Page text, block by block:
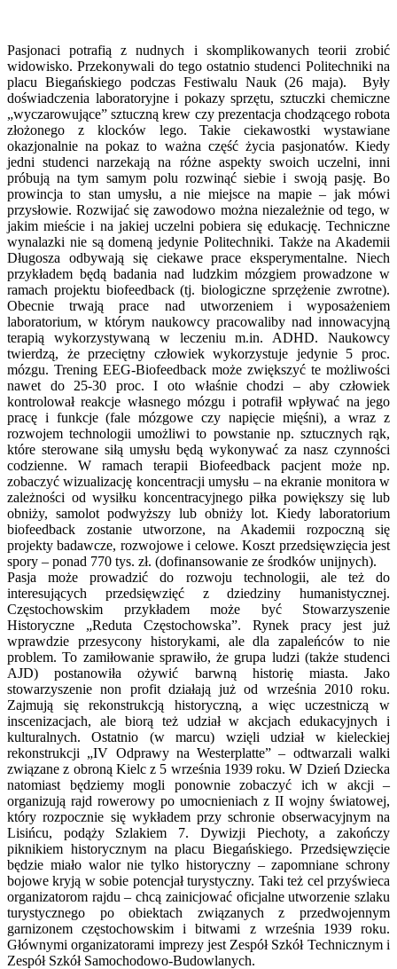
Pasjonaci potrafią z nudnych i skomplikowanych teorii zrobić
widowisko. Przekonywali do tego ostatnio studenci Politechniki na
placu Biegańskiego podczas Festiwalu Nauk (26 maja). Były
doświadczenia laboratoryjne i pokazy sprzętu, sztuczki chemiczne
„wyczarowujące” sztuczną krew czy prezentacja chodzącego robota
złożonego z klocków lego. Takie ciekawostki wystawiane
okazjonalnie na pokaz to ważna część życia pasjonatów. Kiedy
jedni studenci narzekają na różne aspekty swoich uczelni, inni
próbują na tym samym polu rozwinąć siebie i swoją pasję. Bo
prowincja to stan umysłu, a nie miejsce na mapie – jak mówi
przysłowie. Rozwijać się zawodowo można niezależnie od tego, w
jakim mieście i na jakiej uczelni pobiera się edukację. Techniczne
wynalazki nie są domeną jedynie Politechniki. Także na Akademii
Długosza odbywają się ciekawe prace eksperymentalne. Niech
przykładem będą badania nad ludzkim mózgiem prowadzone w
ramach projektu biofeedback (tj. biologiczne sprzężenie zwrotne).
Obecnie trwają prace nad utworzeniem i wyposażeniem
laboratorium, w którym naukowcy pracowaliby nad innowacyjną
terapią wykorzystywaną w leczeniu m.in. ADHD. Naukowcy
twierdzą, że przeciętny człowiek wykorzystuje jedynie 5 proc.
mózgu. Trening EEG-Biofeedback może zwiększyć te możliwości
nawet do 25-30 proc. I oto właśnie chodzi – aby człowiek
kontrolował reakcje własnego mózgu i potrafił wpływać na jego
pracę i funkcje (fale mózgowe czy napięcie mięśni), a wraz z
rozwojem technologii umożliwi to powstanie np. sztucznych rąk,
które sterowane siłą umysłu będą wykonywać za nasz czynności
codzienne. W ramach terapii Biofeedback pacjent może np.
zobaczyć wizualizację koncentracji umysłu – na ekranie monitora w
zależności od wysiłku koncentracyjnego piłka powiększy się lub
obniży, samolot podwyższy lub obniży lot. Kiedy laboratorium
biofeedback zostanie utworzone, na Akademii rozpoczną się
projekty badawcze, rozwojowe i celowe. Koszt przedsięwzięcia jest
spory – ponad 770 tys. zł. (dofinansowanie ze środków unijnych).
Pasja może prowadzić do rozwoju technologii, ale też do
interesujących przedsięwzięć z dziedziny humanistycznej.
Częstochowskim przykładem może być Stowarzyszenie
Historyczne „Reduta Częstochowska”. Rynek pracy jest już
wprawdzie przesycony historykami, ale dla zapaleńców to nie
problem. To zamiłowanie sprawiło, że grupa ludzi (także studenci
AJD) postanowiła ożywić barwną historię miasta. Jako
stowarzyszenie non profit działają już od września 2010 roku.
Zajmują się rekonstrukcją historyczną, a więc uczestniczą w
inscenizacjach, ale biorą też udział w akcjach edukacyjnych i
kulturalnych. Ostatnio (w marcu) wzięli udział w kieleckiej
rekonstrukcji „IV Odprawy na Westerplatte” – odtwarzali walki
związane z obroną Kielc z 5 września 1939 roku. W Dzień Dziecka
natomiast będziemy mogli ponownie zobaczyć ich w akcji –
organizują rajd rowerowy po umocnieniach z II wojny światowej,
który rozpocznie się wykładem przy schronie obserwacyjnym na
Lisińcu, podąży Szlakiem 7. Dywizji Piechoty, a zakończy
piknikiem historycznym na placu Biegańskiego. Przedsięwzięcie
będzie miało walor nie tylko historyczny – zapomniane schrony
bojowe kryją w sobie potencjał turystyczny. Taki też cel przyświeca
organizatorom rajdu – chcą zainicjować oficjalne utworzenie szlaku
turystycznego po obiektach związanych z przedwojennym
garnizonem częstochowskim i bitwami z września 1939 roku.
Głównymi organizatorami imprezy jest Zespół Szkół Technicznym i
Zespół Szkół Samochodowo-Budowlanych.